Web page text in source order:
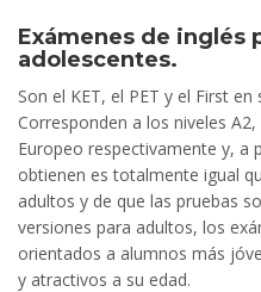
Exámenes de inglés
adolescentes.
Son el KET, el PET y el First en
Corresponden a los niveles
Europeo respectivamente y, a
obtienen es totalmente igual
adultos y de que las pruebas
versiones para adultos, los
orientados a alumnos más
y atractivos a su edad.